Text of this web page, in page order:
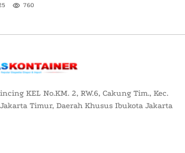
760
KEL No.KM. 2, RW.6, Cakung Tim., Kec.
Timur, Daerah Khusus Ibukota Jakarta